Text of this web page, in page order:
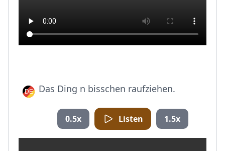
Das Ding n bisschen raufziehen.
0.5x Listen 1.5x